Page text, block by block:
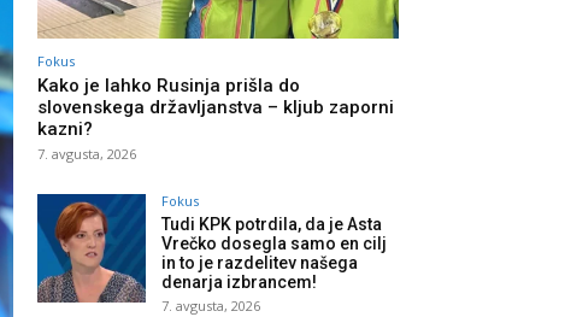
Fokus
Kako je lahko Rusinja prišla do
slovenskega državljanstva – kljub zaporni
kazni?
7. avgusta, 2026
Fokus
Tudi KPK potrdila, da je Asta
Vrečko dosegla samo en cilj
in to je razdelitev našega
denarja izbrancem!
7. avgusta, 2026